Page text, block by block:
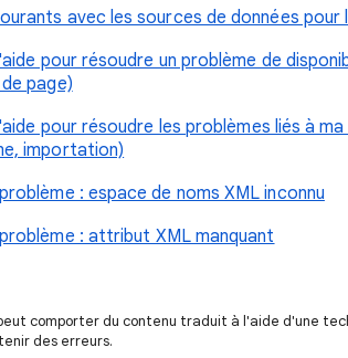
avec les sources de données pour
pour résoudre un problème de
page)
pour résoudre les problèmes liés à
importation)
: espace de noms XML inconnu
: attribut XML manquant
comporter du contenu traduit à l'aide d'une
des erreurs.